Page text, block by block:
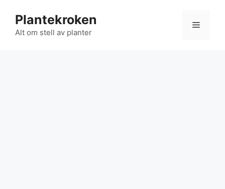
innhold
Plantekroken
Alt om stell av planter
Meny